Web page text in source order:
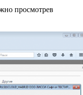
просмотрев